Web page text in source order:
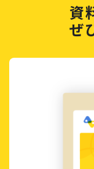
資
ぜ